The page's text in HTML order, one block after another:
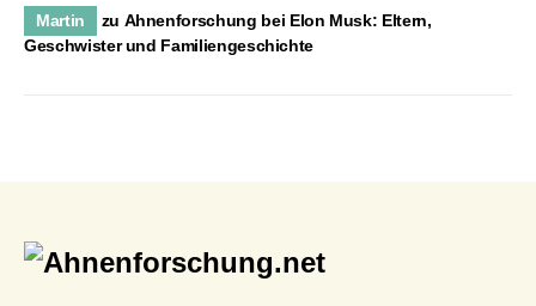
Martin zu Ahnenforschung bei Elon Musk: Eltern,
Geschwister und Familiengeschichte